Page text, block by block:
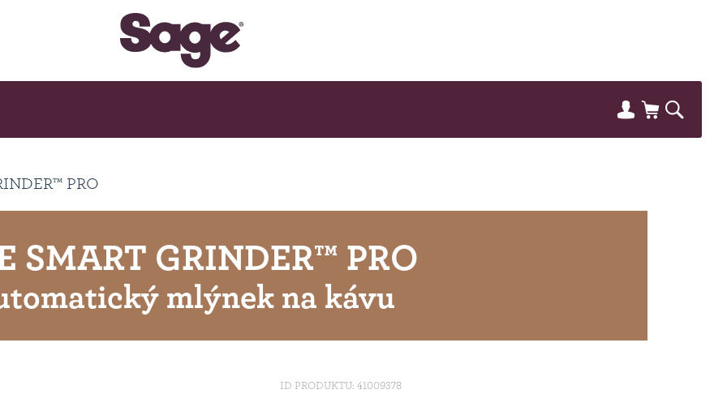
PRO
SMART GRINDER™ PRO
mlýnek na kávu
ID PRODUKTU: 41009378